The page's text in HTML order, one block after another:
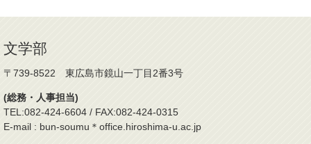
文学部
〒739-8522 東広島市鏡山一丁目2番3号
(総務・人事担当)
TEL:082-424-6604 / FAX:082-424-0315
E-mail : bun-soumu＊office.hiroshima-u.ac.jp